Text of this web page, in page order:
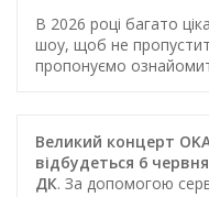
В 2026 році багато
шоу, щоб не
пропонуємо
Великий концерт
відбудеться 6
ДК. За допомогою